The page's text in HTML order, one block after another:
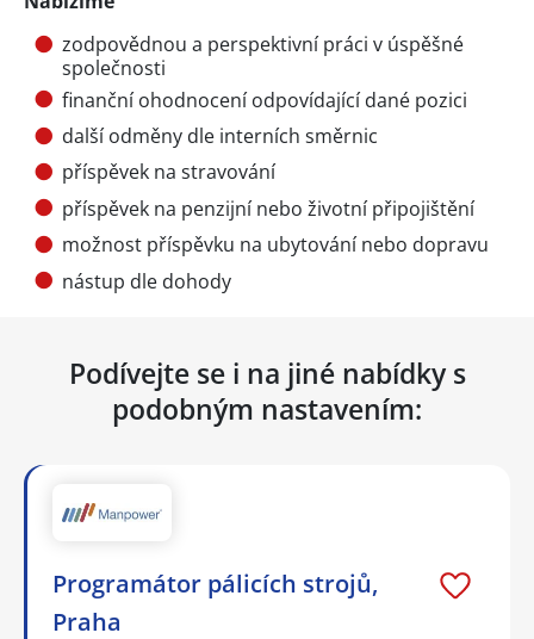
zodpovědnou a perspektivní práci v úspěšné
společnosti
finanční ohodnocení odpovídající dané pozici
další odměny dle interních směrnic
příspěvek na stravování
příspěvek na penzijní nebo životní připojištění
možnost příspěvku na ubytování nebo dopravu
nástup dle dohody
Podívejte se i na jiné nabídky s
podobným nastavením:
Programátor pálicích strojů,
Praha